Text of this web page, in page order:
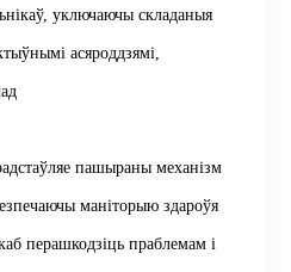
уключаючы складаныя
асяроддзямі,
пашыраны механізм
маніторыю здароўя
перашкодзіць праблемам і